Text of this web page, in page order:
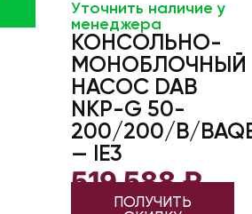
Уточнить наличие у
менеджера
КОНСОЛЬНО-
МОНОБЛОЧНЫЙ
НАСОС DAB
NKP-G 50-
200/200/B/
— IE3
519 588₽
ПОЛУЧИТЬ